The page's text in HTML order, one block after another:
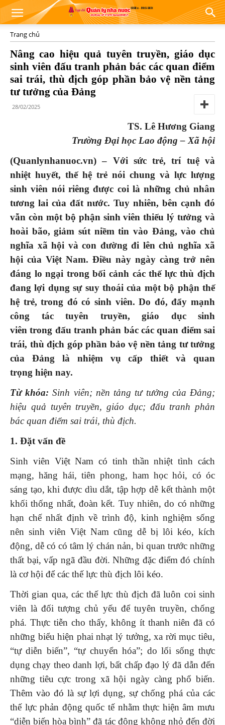
Trang chủ
Nâng cao hiệu quả tuyên truyền, giáo dục
sinh viên đấu tranh phản bác các quan điểm
sai trái, thù địch góp phần bảo vệ nền tảng
tư tưởng của Đảng
28/02/2025
TS. Lê Hương Giang
Trường Đại học Lao động – Xã hội
(Quanlynhanuoc.vn) – Với sức trẻ, trí tuệ và
nhiệt huyết, thế hệ trẻ nói chung và lực lượng
sinh viên nói riêng được coi là những chủ nhân
tương lai của đất nước. Tuy nhiên, bên cạnh đó
vẫn còn một bộ phận sinh viên thiếu lý tưởng và
hoài bão, giảm sút niềm tin vào Đảng, vào chủ
nghĩa xã hội và con đường đi lên chủ nghĩa xã
hội của Việt Nam. Điều này ngày càng trở nên
đáng lo ngại trong bối cảnh các thế lực thù địch
đang lợi dụng sự suy thoái của một bộ phận thế
hệ trẻ, trong đó có sinh viên. Do đó, đẩy mạnh
công tác tuyên truyền, giáo dục sinh
viên trong đấu tranh phản bác các quan điểm sai
trái, thù địch góp phần bảo vệ nền tảng tư tưởng
của Đảng là nhiệm vụ cấp thiết và quan
trọng hiện nay.
Từ khóa: Sinh viên; nền tảng tư tưởng của Đảng;
hiệu quả tuyên truyền, giáo dục; đấu tranh phản
bác quan điểm sai trái, thù địch.
1. Đặt vấn đề
Sinh viên Việt Nam có tinh thần nhiệt tình cách
mạng, hăng hái, tiên phong, ham học hỏi, có óc
sáng tạo, khi được dìu dắt, tập hợp dễ kết thành một
khối thống nhất, đoàn kết. Tuy nhiên, do có những
hạn chế nhất định về trình độ, kinh nghiệm sống
nên sinh viên Việt Nam cũng dễ bị lôi kéo, kích
động, dễ có có tâm lý chán nản, bi quan trước những
thất bại, vấp ngã đầu đời. Những đặc điểm đó chính
là cơ hội để các thế lực thù địch lôi kéo.
Thời gian qua, các thế lực thù địch đã luôn coi sinh
viên là đối tượng chủ yếu để tuyên truyền, chống
phá. Thực tiễn cho thấy, không ít thanh niên đã có
những biểu hiện phai nhạt lý tưởng, xa rời mục tiêu,
“tự diễn biến”, “tự chuyển hóa”; do lối sống thực
dụng chạy theo danh lợi, bất chấp đạo lý đã dẫn đến
những tiêu cực trong xã hội ngày càng phổ biến.
Thêm vào đó là sự lợi dụng, sự chống phá của các
thế lực phản động quốc tế nhằm thực hiện âm mưu
“diễn biến hòa bình” đã tác động không nhỏ đến đời